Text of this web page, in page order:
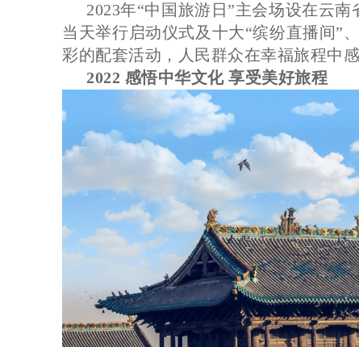
2023年“中国旅游日”主会场设在云
当天举行启动仪式及十大“缤纷直播间”
彩的配套活动，人民群众在幸福旅程中感
2022 感悟中华文化 享受美好旅程